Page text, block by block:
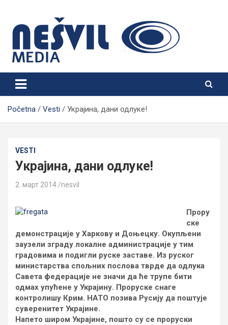
content
Nešvil Media Bogatić
Početna Vesti Украјина, дани одлуке!
VESTI
Украјина, дани одлуке!
2. март 2014. nesvil
Прору
ске
демонстрације у Харкову и Доњецку. Окупљени
заузели зграду локалне администрације у тим
градовима и подигли руске заставе. Из руског
министарства спољних послова тврде да одлука
Савета федерације не значи да ће трупе бити
одмах упућене у Украјину. Проруске снаге
контролишу Крим. НАТО позива Русију да поштује
суверенитет Украјине.
Напето широм Украјине, пошто су се проруски